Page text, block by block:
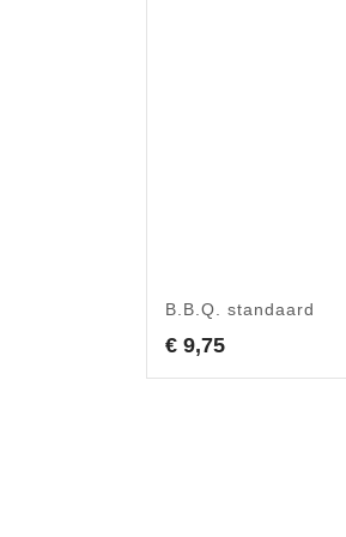
B.B.Q. standaard
€ 9,75